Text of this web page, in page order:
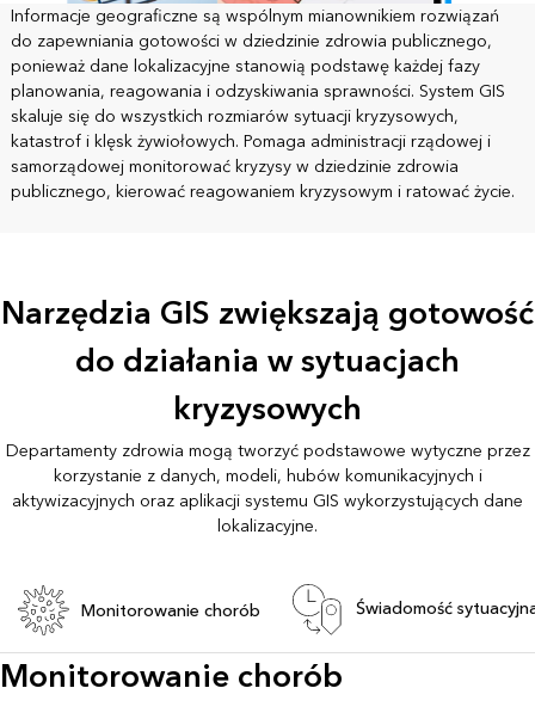
Informacje geograficzne są wspólnym mianownikiem rozwiązań
do zapewniania gotowości w dziedzinie zdrowia publicznego,
ponieważ dane lokalizacyjne stanowią podstawę każdej fazy
planowania, reagowania i odzyskiwania sprawności. System GIS
skaluje się do wszystkich rozmiarów sytuacji kryzysowych,
katastrof i klęsk żywiołowych. Pomaga administracji rządowej i
samorządowej monitorować kryzysy w dziedzinie zdrowia
publicznego, kierować reagowaniem kryzysowym i ratować życie.
Narzędzia GIS zwiększają gotowość
do działania w sytuacjach
kryzysowych
Departamenty zdrowia mogą tworzyć podstawowe wytyczne przez
korzystanie z danych, modeli, hubów komunikacyjnych i
aktywizacyjnych oraz aplikacji systemu GIS wykorzystujących dane
lokalizacyjne.
Monitorowanie chorób Świadomość
Monitorowanie chorób